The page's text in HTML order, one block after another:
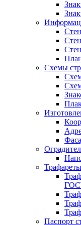
Схемы
Трафареты
Паспорт